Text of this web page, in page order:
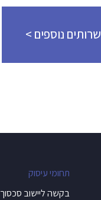
שרותים נוספים >
תחומי עיסוק
בקשה ליישוב סכסוך